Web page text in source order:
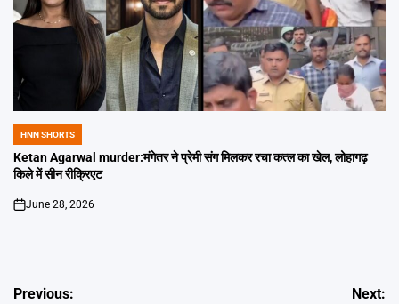
POSTED
IN
HNN SHORTS
Ketan Agarwal murder:मंगेतर ने प्रेमी संग मिलकर रचा कत्ल का खेल, लोहागढ़
किले में सीन रीक्रिएट
on
June 28, 2026
Post
Previous: Next: